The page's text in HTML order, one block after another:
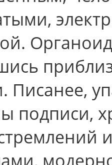
Писанее,
подписи,